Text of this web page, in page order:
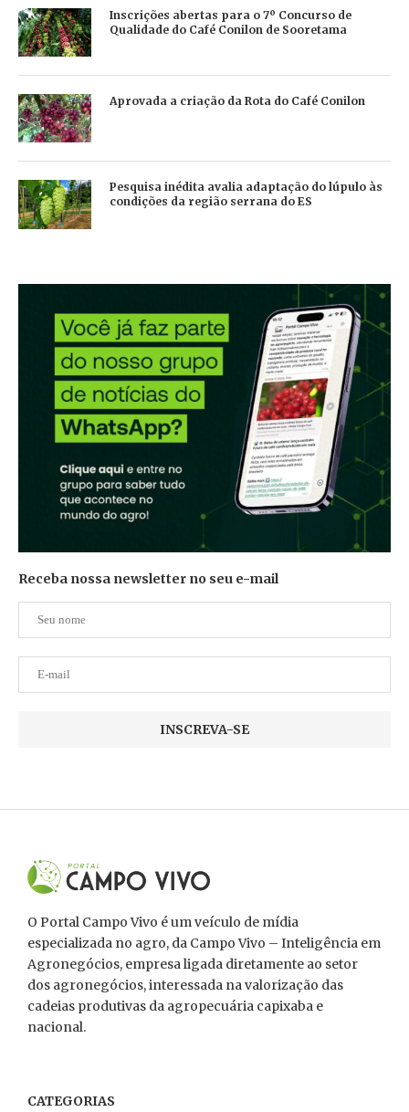
Inscrições abertas para o 7º Concurso de
Qualidade do Café Conilon de Sooretama
Aprovada a criação da Rota do Café Conilon
Pesquisa inédita avalia adaptação do lúpulo às
condições da região serrana do ES
Receba nossa newsletter no seu e-mail
O Portal Campo Vivo é um veículo de mídia
especializada no agro, da Campo Vivo – Inteligência em
Agronegócios, empresa ligada diretamente ao setor
dos agronegócios, interessada na valorização das
cadeias produtivas da agropecuária capixaba e
nacional.
CATEGORIAS